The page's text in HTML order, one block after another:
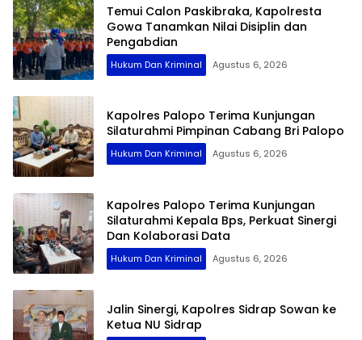
Temui Calon Paskibraka, Kapolresta
Gowa Tanamkan Nilai Disiplin dan
Pengabdian
Hukum Dan Kriminal Agustus 6, 2026
Kapolres Palopo Terima Kunjungan
Silaturahmi Pimpinan Cabang Bri Palopo
Hukum Dan Kriminal Agustus 6, 2026
Kapolres Palopo Terima Kunjungan
Silaturahmi Kepala Bps, Perkuat Sinergi
Dan Kolaborasi Data
Hukum Dan Kriminal Agustus 6, 2026
Jalin Sinergi, Kapolres Sidrap Sowan ke
Ketua NU Sidrap